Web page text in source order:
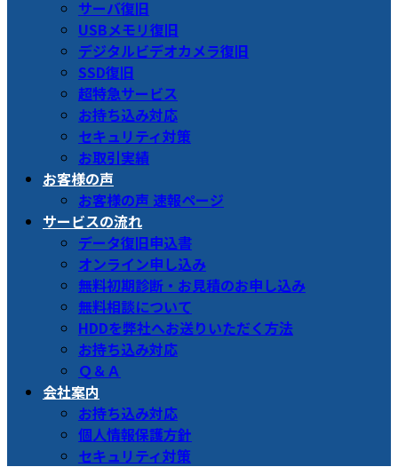
サーバ復旧
USBメモリ復旧
デジタルビデオカメラ復旧
SSD復旧
超特急サービス
お持ち込み対応
セキュリティ対策
お取引実績
お客様の声
お客様の声 速報ページ
サービスの流れ
データ復旧申込書
オンライン申し込み
無料初期診断・お見積のお申し込み
無料相談について
HDDを弊社へお送りいただく方法
お持ち込み対応
Ｑ＆Ａ
会社案内
お持ち込み対応
個人情報保護方針
セキュリティ対策